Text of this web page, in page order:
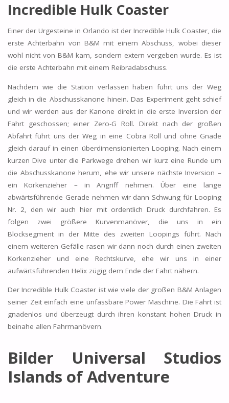
Incredible Hulk Coaster
Einer der Urgesteine in Orlando ist der Incredible Hulk Coaster, die
erste Achterbahn von B&M mit einem Abschuss, wobei dieser
wohl nicht von B&M kam, sondern extern vergeben wurde. Es ist
die erste Achterbahn mit einem Reibradabschuss.
Nachdem wie die Station verlassen haben führt uns der Weg
gleich in die Abschusskanone hinein. Das Experiment geht schief
und wir werden aus der Kanone direkt in die erste Inversion der
Fahrt geschossen; einer Zero-G Roll. Direkt nach der großen
Abfahrt führt uns der Weg in eine Cobra Roll und ohne Gnade
gleich darauf in einen überdimensionierten Looping. Nach einem
kurzen Dive unter die Parkwege drehen wir kurz eine Runde um
die Abschusskanone herum, ehe wir unsere nächste Inversion –
ein Korkenzieher – in Angriff nehmen. Über eine lange
abwärtsführende Gerade nehmen wir dann Schwung für Looping
Nr. 2, den wir auch hier mit ordentlich Druck durchfahren. Es
folgen zwei größere Kurvenmanöver, die uns in ein
Blocksegment in der Mitte des zweiten Loopings führt. Nach
einem weiteren Gefälle rasen wir dann noch durch einen zweiten
Korkenzieher und eine Rechtskurve, ehe wir uns in einer
aufwärtsführenden Helix zügig dem Ende der Fahrt nähern.
Der Incredible Hulk Coaster ist wie viele der großen B&M Anlagen
seiner Zeit einfach eine unfassbare Power Maschine. Die Fahrt ist
gnadenlos und überzeugt durch ihren konstant hohen Druck in
beinahe allen Fahrmanövern.
Bilder Universal Studios
Islands of Adventure